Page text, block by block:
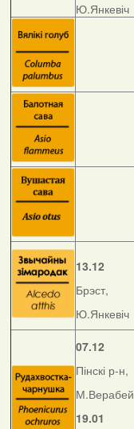
Ю.Янкевіч
13.12
Брэст,
Ю.Янкевіч
07.12
Пінскі р-н,
М.Верабей
19.01